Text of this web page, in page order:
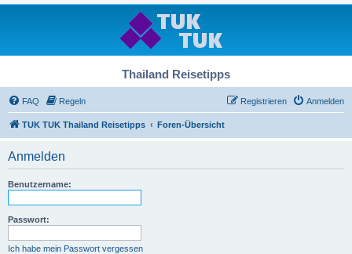
Thailand Reisetipps
FAQ Regeln Anmelden
Registrieren
TUK TUK Thailand Reisetipps Foren-Übersicht
Anmelden
Benutzername:
Passwort:
Ich habe mein Passwort vergessen